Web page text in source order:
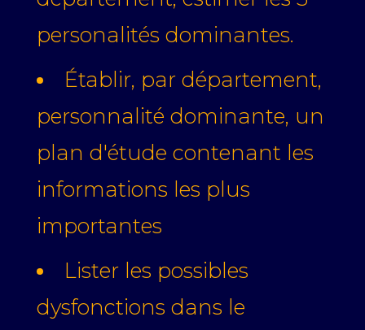
personalités dominantes.
Établir, par département,
personnalité dominante, un
plan d'étude contenant les
informations les plus
importantes
Lister les possibles
dysfonctions dans le